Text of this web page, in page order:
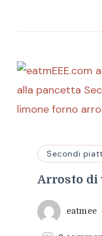
Secondi
Arrosto di
eatmee